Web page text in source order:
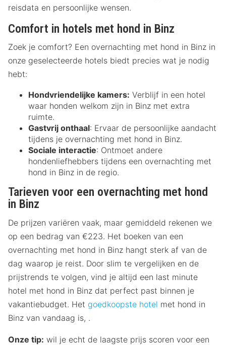
reisdata en persoonlijke wensen.
Comfort in hotels met hond in Binz
Zoek je comfort? Een overnachting met hond in Binz in
onze geselecteerde hotels biedt precies wat je nodig
hebt:
Hondvriendelijke kamers: Verblijf in een hotel
waar honden welkom zijn in Binz met extra
ruimte.
Gastvrij onthaal: Ervaar de persoonlijke aandacht
tijdens je overnachting met hond in Binz.
Sociale interactie: Ontmoet andere
hondenliefhebbers tijdens een overnachting met
hond in Binz in de regio.
Tarieven voor een overnachting met hond
in Binz
De prijzen variëren vaak, maar gemiddeld rekenen we
op een bedrag van €223. Het boeken van een
overnachting met hond in Binz hangt sterk af van de
dag waarop je reist. Door slim te vergelijken en de
prijstrends te volgen, vind je altijd een last minute
hotel met hond in Binz dat perfect past binnen je
vakantiebudget. Het goedkoopste hotel met hond in
Binz van vandaag is, .
Onze tip: wil je echt de laagste prijs scoren voor een